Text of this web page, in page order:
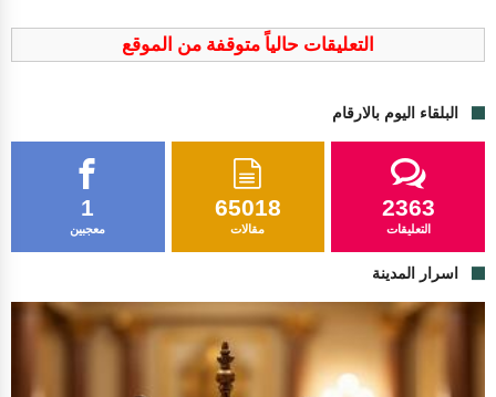
التعليقات حالياً متوقفة من الموقع
البلقاء اليوم بالارقام
1
معجبين
65018
مقالات
2363
التعليقات
اسرار المدينة